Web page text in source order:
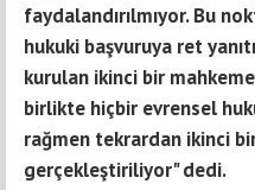
faydalandırılmıyor. Bu
hukuki başvuruya ret
kurulan ikinci bir
birlikte hiçbir evrensel
rağmen tekrardan ikinci
gerçekleştiriliyor" dedi.